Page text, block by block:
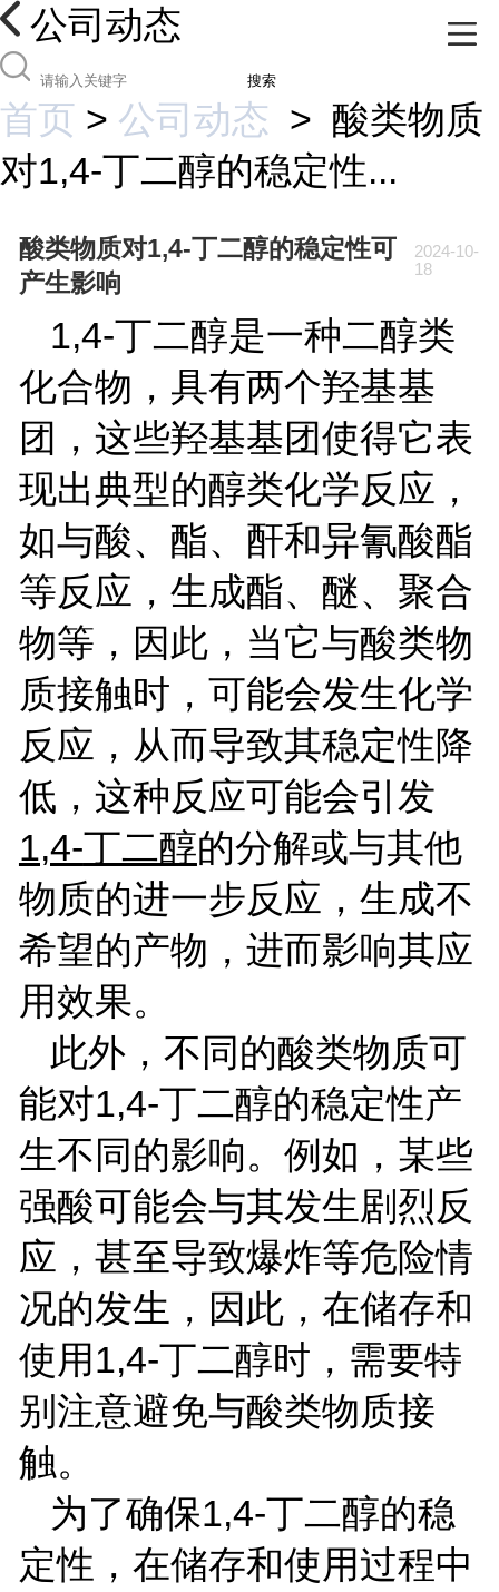
公司动态
搜索
首页 > 公司动态 > 酸类物质
对1,4-丁二醇的稳定性...
酸类物质对1,4-丁二醇的稳定性可
产生影响
2024-10-
18
1,4-丁二醇是一种二醇类
化合物，具有两个羟基基
团，这些羟基基团使得它表
现出典型的醇类化学反应，
如与酸、酯、酐和异氰酸酯
等反应，生成酯、醚、聚合
物等，因此，当它与酸类物
质接触时，可能会发生化学
反应，从而导致其稳定性降
低，这种反应可能会引发
1,4-丁二醇的分解或与其他
物质的进一步反应，生成不
希望的产物，进而影响其应
用效果。
此外，不同的酸类物质可
能对1,4-丁二醇的稳定性产
生不同的影响。例如，某些
强酸可能会与其发生剧烈反
应，甚至导致爆炸等危险情
况的发生，因此，在储存和
使用 1,4-丁二醇时，需要特
别注意避免与酸类物质接
触。
为了确保1,4-丁二醇的稳
定性，在储存和使用过程中